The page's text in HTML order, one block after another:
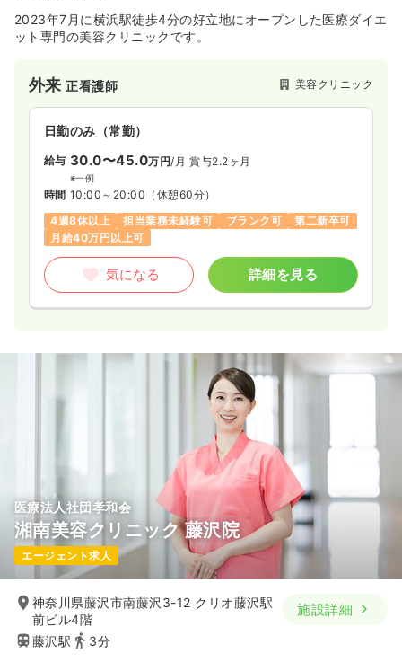
2023年7月に横浜駅徒歩4分の好立地にオープンした医療ダイエ
ット専門の美容クリニックです。
外来正看護師 美容クリニック
日勤のみ（常勤）
給与 30.0〜45.0万円/月 賞与2.2ヶ月
※一例
時間 10:00～20:00 （休憩60分）
4週8休以上
担当業務未経験可 ブランク可
第二新卒可
月給40万円以上可
気になる 詳細を見る
医療法人社団孝和会
湘南美容クリニック 藤沢院
エージェント求人
神奈川県藤沢市南藤沢3-12 クリオ藤沢駅
前ビル4階
藤沢駅
3分
施設詳細